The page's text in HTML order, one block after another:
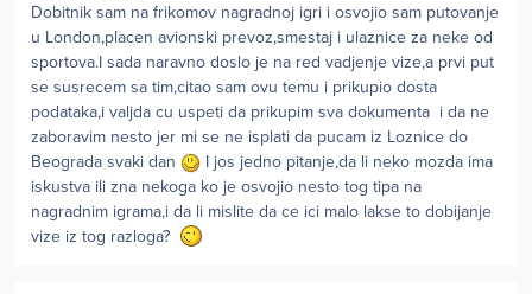
Dobitnik sam na frikomov nagradnoj igri i osvojio sam putovanje
u London,placen avionski prevoz,smestaj i ulaznice za neke od
sportova.I sada naravno doslo je na red vadjenje vize,a prvi put
se susrecem sa tim,citao sam ovu temu i prikupio dosta
podataka,i valjda cu uspeti da prikupim sva dokumenta i da ne
zaboravim nesto jer mi se ne isplati da pucam iz Loznice do
Beograda svaki dan
I jos jedno pitanje,da li neko mozda ima
iskustva ili zna nekoga ko je osvojio nesto tog tipa na
nagradnim igrama,i da li mislite da ce ici malo lakse to dobijanje
vize iz tog razloga?